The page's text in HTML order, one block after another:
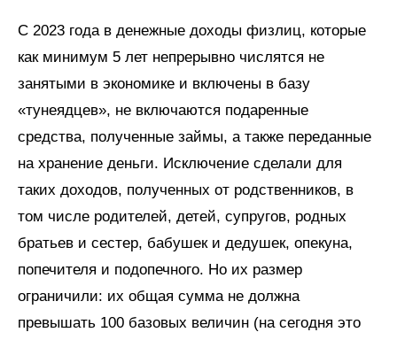
С 2023 года в денежные доходы физлиц, которые
как минимум 5 лет непрерывно числятся не
занятыми в экономике и включены в базу
«тунеядцев», не включаются подаренные
средства, полученные займы, а также переданные
на хранение деньги. Исключение сделали для
таких доходов, полученных от родственников, в
том числе родителей, детей, супругов, родных
братьев и сестер, бабушек и дедушек, опекуна,
попечителя и подопечного. Но их размер
ограничили: их общая сумма не должна
превышать 100 базовых величин (на сегодня это